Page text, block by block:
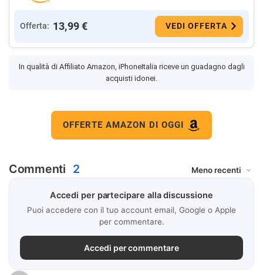
Offerta: 13,99 € VEDI OFFERTA
In qualità di Affiliato Amazon, iPhoneItalia riceve un guadagno dagli
acquisti idonei.
OFFERTE AMAZON DI OGGI
Commenti 2
Accedi per partecipare alla discussione
Puoi accedere con il tuo account email, Google o Apple
per commentare.
Accedi per commentare